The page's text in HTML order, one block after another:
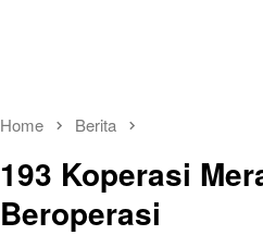
Home Berita
193 Koperasi
Beroperasi